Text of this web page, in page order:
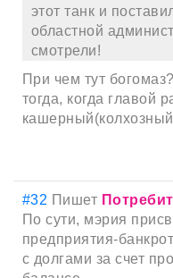
этот танк и
областной
смотрели!
При чем тут
тогда, когда главой
#32 Пишет
По сути, мэрия
предприятия-
с долгами за счет